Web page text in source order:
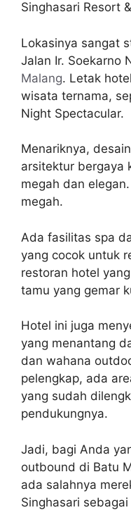
Singhasari Resort
Lokasinya sangat
Jalan Ir. Soekarno
Malang. Letak
wisata ternama,
Night Spectacular.
Menariknya,
arsitektur bergaya
megah dan
megah.
Ada fasilitas spa
yang cocok untuk
restoran hotel
tamu yang gemar
Hotel ini juga
yang menantang
dan wahana
pelengkap, ada
yang sudah
pendukungnya.
Jadi, bagi Anda
outbound di Batu
ada salahnya
Singhasari